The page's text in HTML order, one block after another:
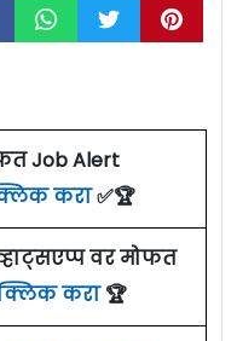
Job Alert
करा✅🏆
वर मोफत
करा🏆